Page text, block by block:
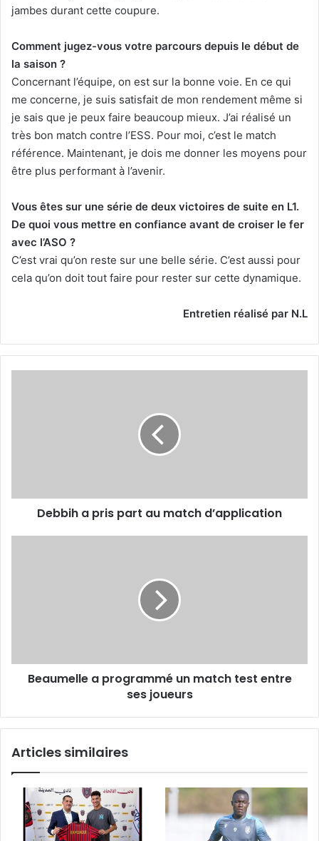
jambes durant cette coupure.
Comment jugez-vous votre parcours depuis le début de
la saison ?
Concernant l’équipe, on est sur la bonne voie. En ce qui
me concerne, je suis satisfait de mon rendement même si
je sais que je peux faire beaucoup mieux. J’ai réalisé un
très bon match contre l’ESS. Pour moi, c’est le match
référence. Maintenant, je dois me donner les moyens pour
être plus performant à l’avenir.
Vous êtes sur une série de deux victoires de suite en L1.
De quoi vous mettre en confiance avant de croiser le fer
avec l’ASO ?
C’est vrai qu’on reste sur une belle série. C’est aussi pour
cela qu’on doit tout faire pour rester sur cette dynamique.
Entretien réalisé par N.L
Debbih a pris part au match d’application
joueurs
Beaumelle a programmé un match test entre
ses joueurs
Articles similaires